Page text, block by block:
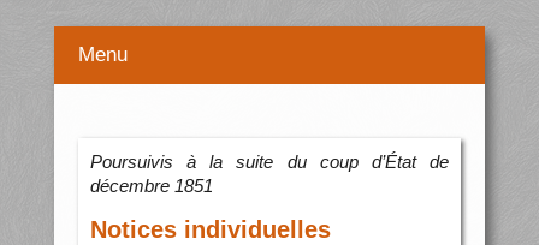
Menu
Poursuivis à la suite du coup d’État de
décembre 1851
Notices individuelles